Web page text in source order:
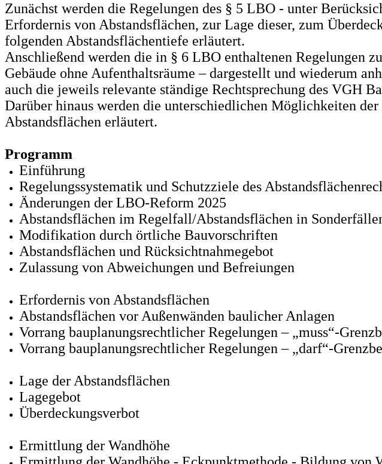
Zunächst werden die Regelungen des § 5 LBO - unter
Erfordernis von Abstandsflächen, zur Lage dieser, zum
folgenden Abstandsflächentiefe erläutert.
Anschließend werden die in § 6 LBO enthaltenen Regelungen
Gebäude ohne Aufenthaltsräume – dargestellt und wiederum
auch die jeweils relevante ständige Rechtsprechung des VGH
Darüber hinaus werden die unterschiedlichen Möglichkeiten
Abstandsflächen erläutert.
Programm
Einführung
Regelungssystematik und Schutzziele des
Änderungen der LBO-Reform 2025
Abstandsflächen im Regelfall/Abstandsflächen in
Modifikation durch örtliche Bauvorschriften
Abstandsflächen und Rücksichtnahmegebot
Zulassung von Abweichungen und Befreiungen
Erfordernis von Abstandsflächen
Abstandsflächen vor Außenwänden baulicher Anlagen
Vorrang bauplanungsrechtlicher Regelungen – „muss“-
Vorrang bauplanungsrechtlicher Regelungen – „darf“-
Lage der Abstandsflächen
Lagegebot
Überdeckungsverbot
Ermittlung der Wandhöhe